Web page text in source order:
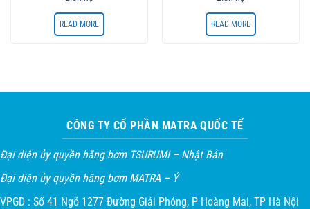
READ MORE READ MORE
CÔNG TY CỔ PHẦN MATRA QUỐC TẾ
Đại diện ủy quyền hãng bơm TSURUMI – Nhật Bản
Đại diện ủy quyền hãng bơm MATRA – Ý
VPGD : Số 41 Ngõ 1277 Đường Giải Phóng, P Hoàng Mai, TP Hà Nội